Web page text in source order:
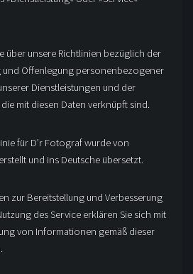
über unsere Richtlinien bezüglich der
und Offenlegung personenbezogener
Dienstleistungen und der
mit diesen Daten verknüpft sind.
für D’r Fotograf wurde von
erstellt und ins Deutsche übersetzt.
zur Bereitstellung und Verbesserung
des Service erklären Sie sich mit
von Informationen gemäß dieser